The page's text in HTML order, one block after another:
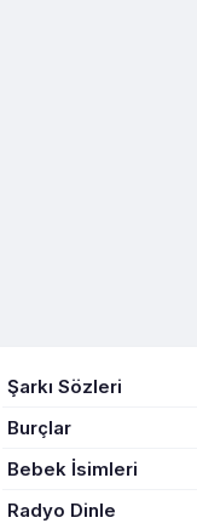
Şarkı Sözleri
Burçlar
Bebek İsimleri
Radyo Dinle